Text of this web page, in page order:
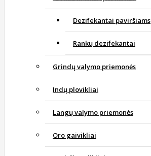
Dezifekantai paviršiams
Rankų dezifekantai
Grindų valymo priemonės
Indų plovikliai
Langų valymo priemonės
Oro gaivikliai